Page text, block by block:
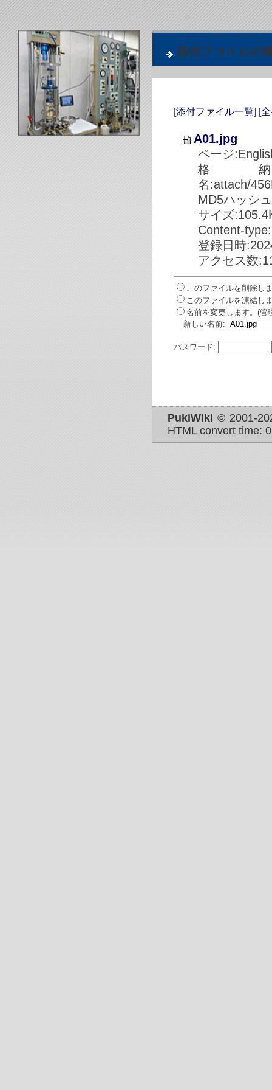
添付ファイルの
[添付ファイル一覧] [
A01.jpg
ページ
格
名:attach/
MD5ハッシ
サイズ
Content-
登録日時
アクセス数
このファイルを削除し
このファイルを凍結し
名前を変更します。(管
新しい名前:
パスワード:
PukiWiki © 2001-
HTML convert time: